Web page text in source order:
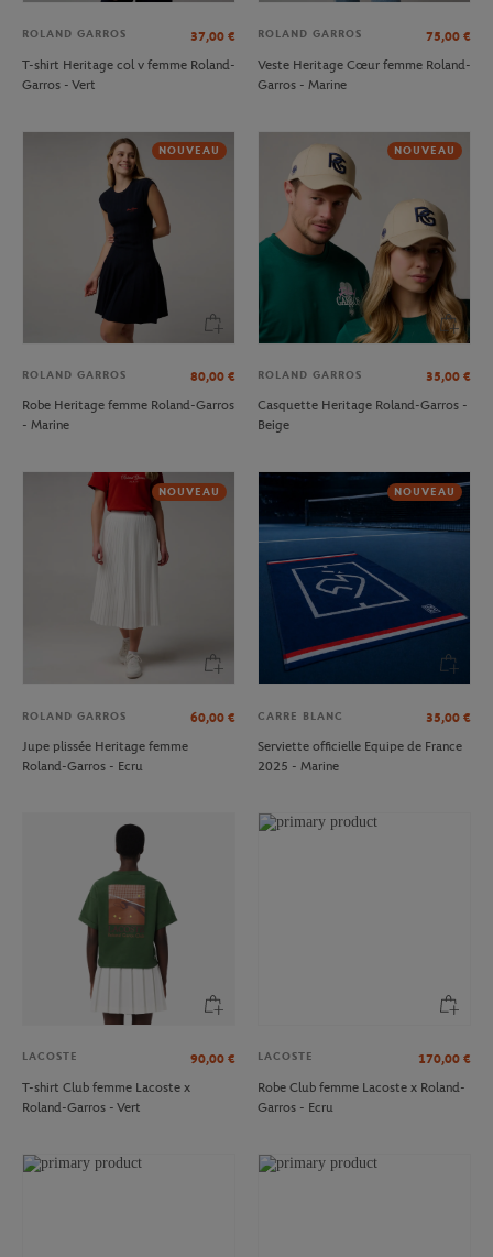
ROLAND GARROS 37,00 €
T-shirt Heritage col v femme Roland-
Garros - Vert
ROLAND GARROS 75,00 €
Veste Heritage Cœur femme Roland-
Garros - Marine
NOUVEAU
ROLAND GARROS 80,00 €
Robe Heritage femme Roland-Garros
- Marine
NOUVEAU
ROLAND GARROS 35,00 €
Casquette Heritage Roland-Garros -
Beige
NOUVEAU
ROLAND GARROS 60,00 €
Jupe plissée Heritage femme
Roland-Garros - Ecru
NOUVEAU
CARRE BLANC 35,00 €
Serviette officielle Equipe de France
2025 - Marine
LACOSTE 90,00 €
T-shirt Club femme Lacoste x
Roland-Garros - Vert
LACOSTE 170,00 €
Robe Club femme Lacoste x Roland-
Garros - Ecru